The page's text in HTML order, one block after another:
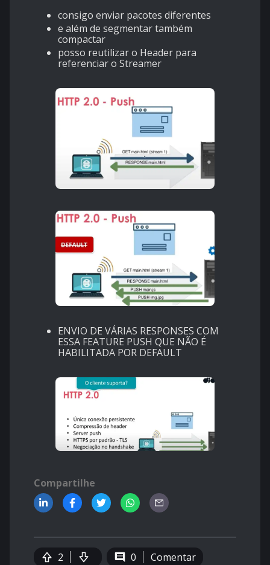
consigo enviar pacotes diferentes
e além de segmentar também
compactar
posso reutilizar o Header para
referenciar o Streamer
ENVIO DE VÁRIAS RESPONSES COM
ESSA FEATURE PUSH QUE NÃO É
HABILITADA POR DEFAULT
Compartilhe
2 0 Comentar